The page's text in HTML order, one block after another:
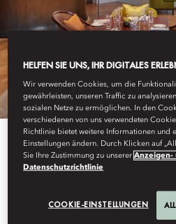
TEE UND
HELFEN SIE UNS, IHR DIGITALES
Wir verwenden Cookies, um die
gewährleisten, unseren Traffic zu
sozialen Netze zu ermöglichen. In den
verschiedenen von uns verwendeten
Richtlinie bietet weitere Informationen und
Einstellungen ändern. Durch Klicken auf
Sie Ihre Zustimmung zu unsererAnzeigen-
Datenschutzrichtlinie
COOKIE-EINSTELLUNGEN